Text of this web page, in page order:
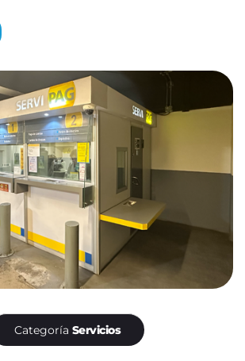
Categoría Servicios